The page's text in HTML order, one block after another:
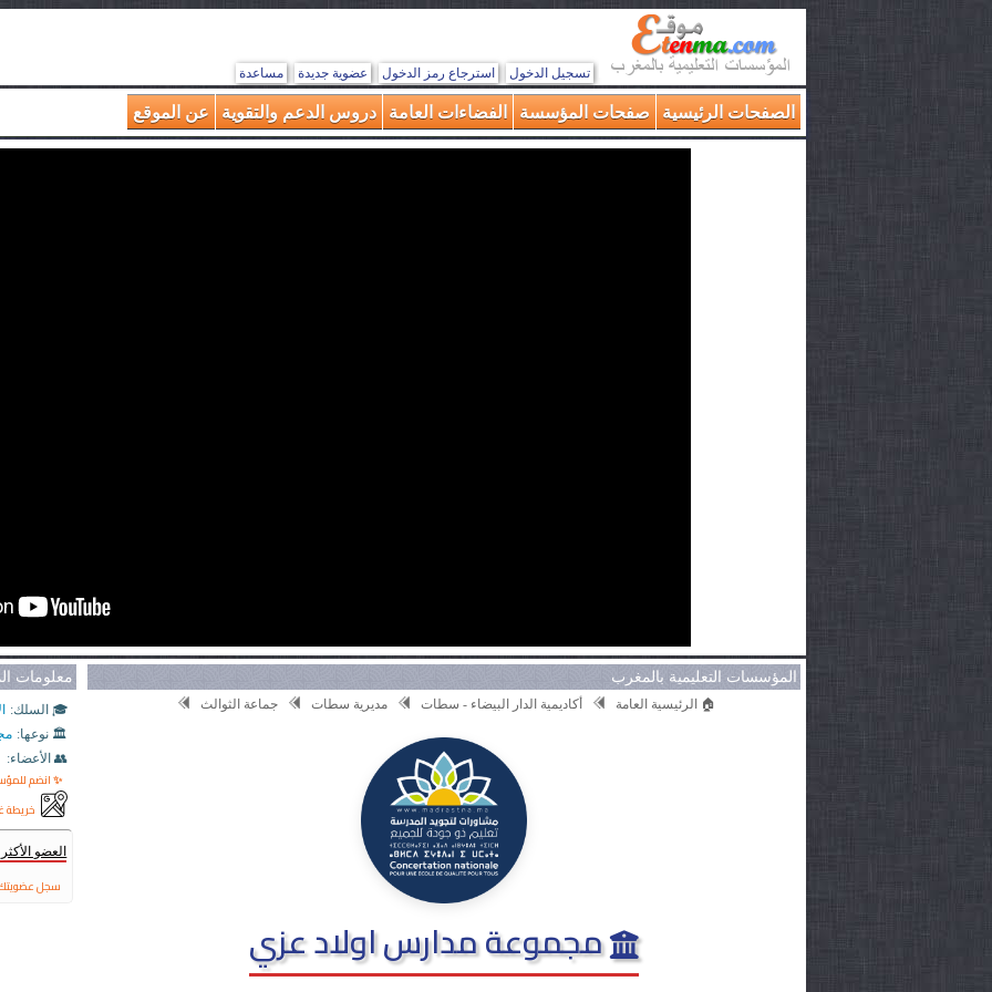
تسجيل الدخول استرجاع رمز الدخول عضوية جديدة مساعدة
الصفحات الرئيسية صفحات المؤسسة الفضاءات العامة دروس الدعم والتقوية عن الموقع
المؤسسات التعليمية بالمغرب
🏠 الرئيسية العامة أكاديمية الدار البيضاء - سطات مديرية سطات جماعة الثوالث
مجموعة مدارس اولاد عزي
معلومات
🎓 السلك:
🏛️ نوعها:
👥 الأعضاء:
✨ انضم
خريطة
العضو
سجل